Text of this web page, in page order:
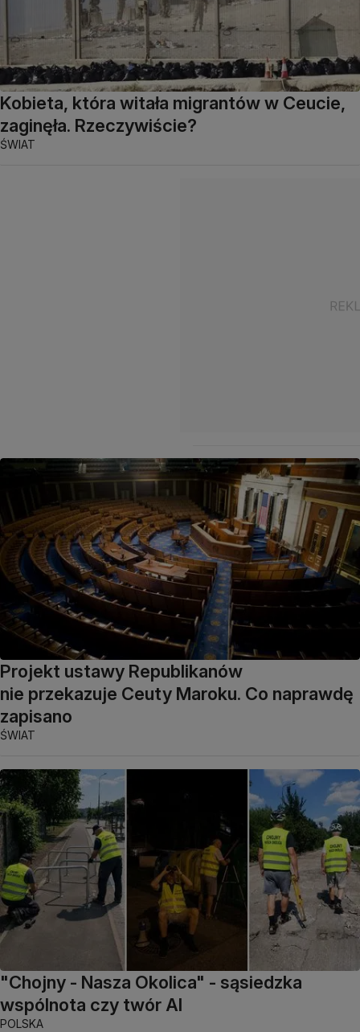
Kobieta, która witała migrantów w Ceucie,
zaginęła. Rzeczywiście?
ŚWIAT
Projekt ustawy Republikanów
nie przekazuje Ceuty Maroku. Co naprawdę
zapisano
ŚWIAT
"Chojny - Nasza Okolica" - sąsiedzka
wspólnota czy twór AI
POLSKA